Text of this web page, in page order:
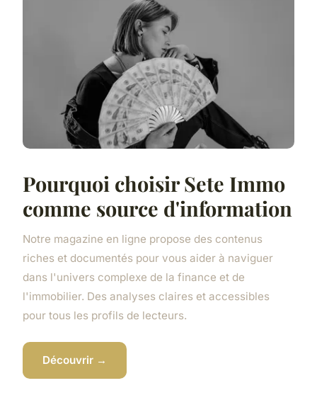
Pourquoi choisir Sete Immo
comme source d'information
Notre magazine en ligne propose des contenus
riches et documentés pour vous aider à naviguer
dans l'univers complexe de la finance et de
l'immobilier. Des analyses claires et accessibles
pour tous les profils de lecteurs.
Découvrir →